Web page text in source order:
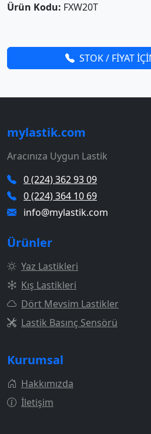
Ürün Kodu: FXW20T
STOK / FİYAT
mylastik.com
Aracınıza Uygun Lastik
0 (224) 362 93 09
0 (224) 364 10 69
info@mylastik.com
Ürünler
Yaz Lastikleri
Kış Lastikleri
Dört Mevsim Lastikler
Lastik Basınç Sensörü
Kurumsal
Hakkımızda
İletişim